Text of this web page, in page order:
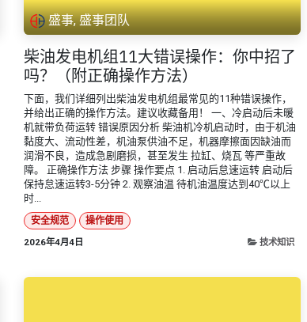
盛事, 盛事团队
柴油发电机组11大错误操作：你中招了
吗？（附正确操作方法）
下面，我们详细列出柴油发电机组最常见的11种错误操作，
并给出正确的操作方法。建议收藏备用！ 一、冷启动后未暖
机就带负荷运转 错误原因分析 柴油机冷机启动时，由于机油
黏度大、流动性差，机油泵供油不足，机器摩擦面因缺油而
润滑不良，造成急剧磨损，甚至发生 拉缸、烧瓦 等严重故
障。 正确操作方法 步骤 操作要点 1. 启动后怠速运转 启动后
保持怠速运转3-5分钟 2. 观察油温 待机油温度达到40℃以上
时...
安全规范
操作使用
2026年4月4日
技术知识